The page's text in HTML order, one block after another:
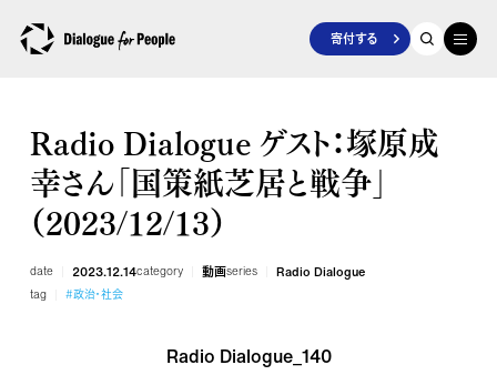
寄付する
Radio Dialogue ゲスト：塚原成
幸さん「国策紙芝居と戦争」
（2023/12/13）
date 2023.12.14category 動画series Radio Dialogue
tag #政治・社会
Radio Dialogue_140